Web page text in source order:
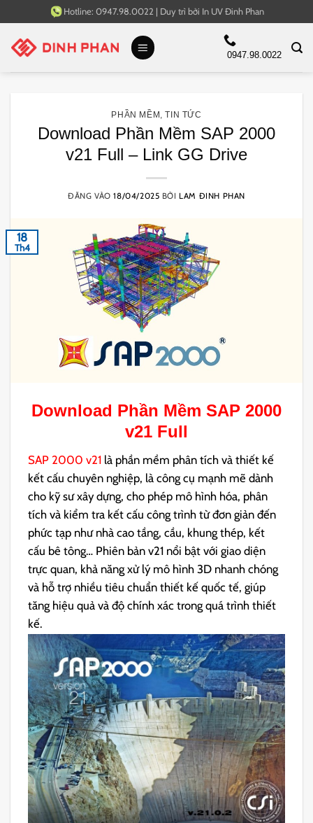
qua
nội
Hotline: 0947.98.0022 | Duy trì bởi In UV Đinh Phan
0947.98.0022
PHẦN MỀM ,TIN TỨC
Download Phần Mềm SAP 2000
v21 Full – Link GG Drive
ĐĂNG VÀO18/04/2025 BỞI LAM ĐINH PHAN
18
Th4
Download Phần Mềm SAP 2000
v21 Full
SAP 2000 v21 là phần mềm phân tích và thiết kế
kết cấu chuyên nghiệp, là công cụ mạnh mẽ dành
cho kỹ sư xây dựng, cho phép mô hình hóa, phân
tích và kiểm tra kết cấu công trình từ đơn giản đến
phức tạp như nhà cao tầng, cầu, khung thép, kết
cấu bê tông… Phiên bản v21 nổi bật với giao diện
trực quan, khả năng xử lý mô hình 3D nhanh chóng
và hỗ trợ nhiều tiêu chuẩn thiết kế quốc tế, giúp
tăng hiệu quả và độ chính xác trong quá trình thiết
kế.